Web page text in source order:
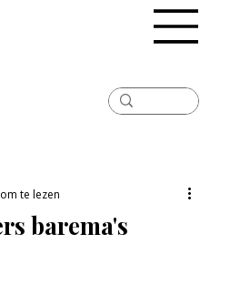
barema's
te lezen